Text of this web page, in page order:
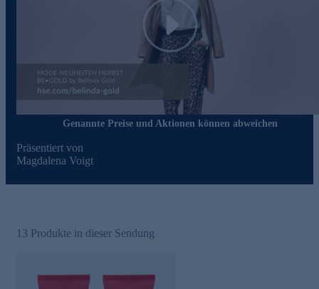
Play
Genannte Preise und Aktionen können abweichen
Präsentiert von
Magdalena Voigt
13 Produkte in dieser Sendung